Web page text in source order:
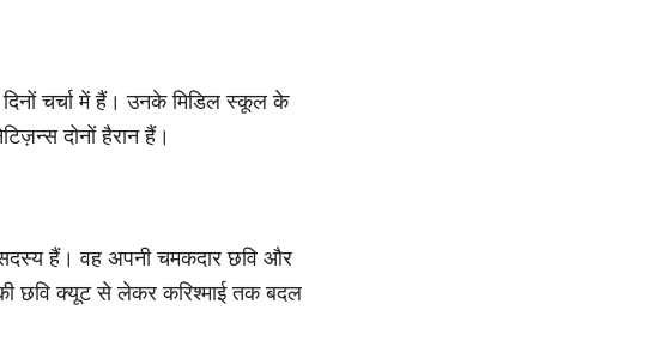
चर्चा में हैं। उनके मिडिल स्कूल के
दोनों हैरान हैं।
हैं। वह अपनी चमकदार छवि और
छवि क्यूट से लेकर करिश्माई तक बदल